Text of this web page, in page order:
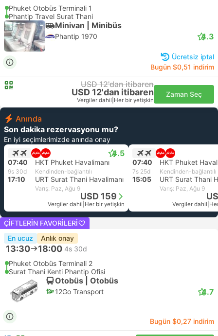
Phuket Otobüs Terminali 1
Phantip Travel Surat Thani
Minivan | Minibüs
Phantip 1970 4.3
Ücretsiz iptal
Bugün $0,51 indirim
USD 12'dan itibaren
USD 12'dan itibaren
Vergiler dahil Her bir yetişkin
Zaman Seç
Anında
Son dakika rezervasyonu mu?
En iyi seçimlerimizde anında onay
4.5
07:40 HKT Phuket Havalimanı
9s 30d Kendinden-bağlantılı
17:10 URT Surat Thani Havalimanı
Varış: Paz, Ağu 9
USD 159
Vergiler dahil Her bir yetişkin
07:40 HKT Phuket
7s 25d Kendinden-bağlantılı
15:05 URT Surat Thani
Varış: Paz, Ağu 9
Vergiler dahil
ÇIFTLERIN FAVORILERI
En ucuz
Anlık onay
13:30 18:00 4s 30d
Phuket Otobüs Terminali 2
Surat Thani Kenti Phantip Ofisi
Otobüs | Otobüs
12Go Transport 4.7
Bugün $0,27 indirim